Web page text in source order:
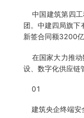
中国建筑第四工
团。中建四局旗
新签合同额3200
在国家大力推动
设、数字化供应链
01
建筑央企终端安